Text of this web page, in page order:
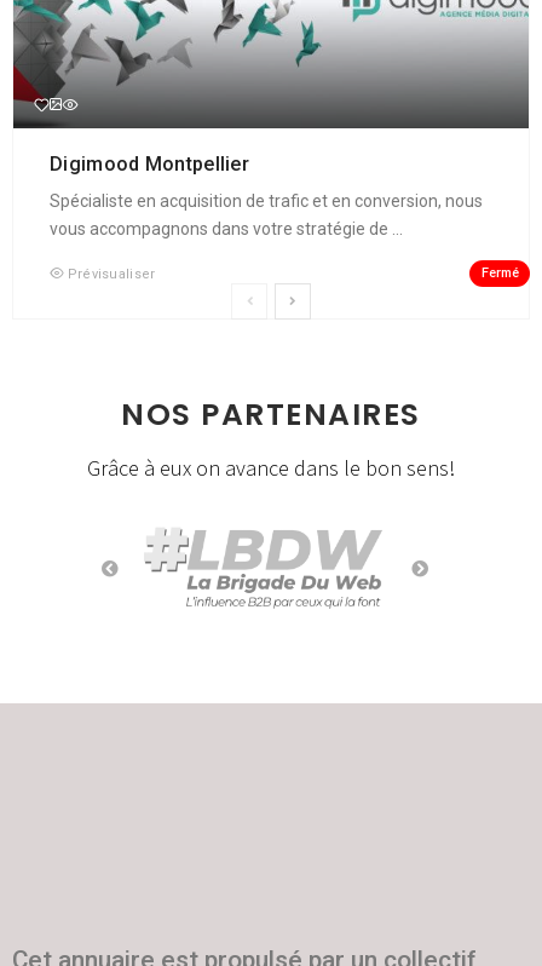
Digimood Montpellier
Spécialiste en acquisition de trafic et en conversion, nous
vous accompagnons dans votre stratégie de ...
Prévisualiser Fermé
NOS PARTENAIRES
Grâce à eux on avance dans le bon sens!
Cet annuaire est propulsé par un collectif